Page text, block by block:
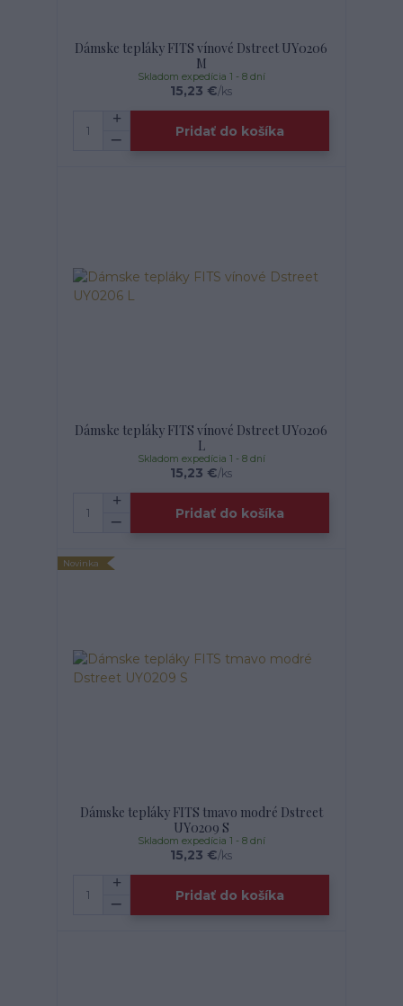
Dámske tepláky FITS vínové Dstreet UY0206
M
15,23 €/ks
Skladom expedícia 1 - 8 dní
Pridať do košíka
Dámske tepláky FITS vínové Dstreet UY0206
L
15,23 €/ks
Skladom expedícia 1 - 8 dní
Pridať do košíka
Novinka
Dámske tepláky FITS tmavo modré Dstreet
UY0209 S
15,23 €/ks
Skladom expedícia 1 - 8 dní
Pridať do košíka